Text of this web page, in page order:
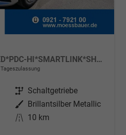
Selection 1.0 TSI *LED*PDC-HI*SMARTLINK*SHZ*BLUETOOTH*FRONT-ASSIST
Getriebe Schaltgetriebe
Außenfarbe
Brillantsilber Metallic
Kilometerstand 10 km